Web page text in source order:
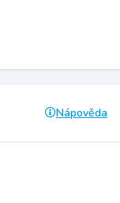
Nápověda